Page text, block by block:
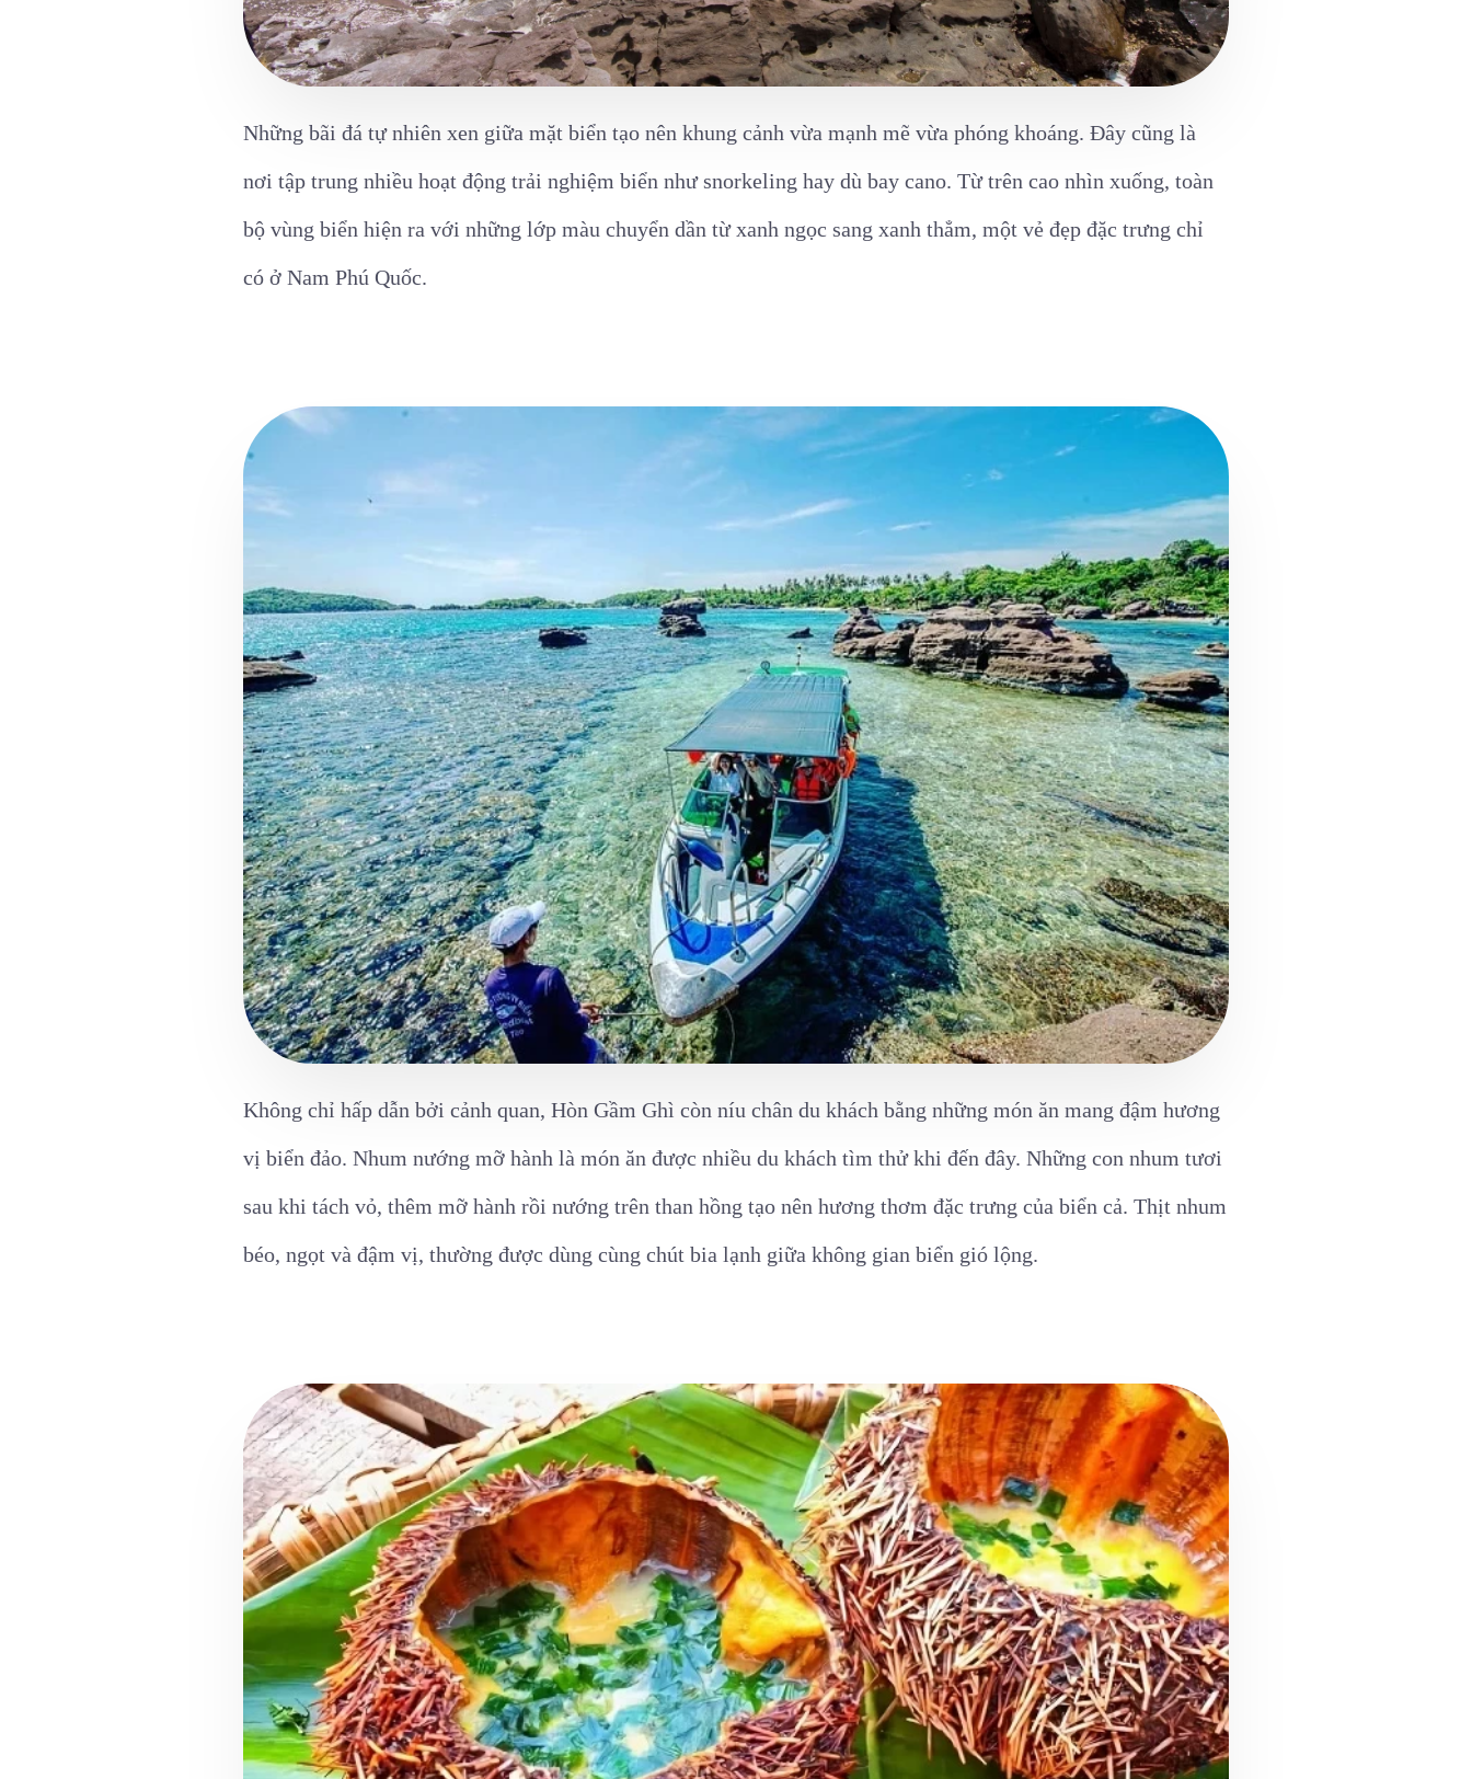
Những bãi đá tự nhiên xen giữa mặt biển tạo nên khung cảnh vừa mạnh mẽ vừa phóng khoáng. Đây cũng là
nơi tập trung nhiều hoạt động trải nghiệm biển như snorkeling hay dù bay cano. Từ trên cao nhìn xuống, toàn
bộ vùng biển hiện ra với những lớp màu chuyển dần từ xanh ngọc sang xanh thẳm, một vẻ đẹp đặc trưng chỉ
có ở Nam Phú Quốc.
Không chỉ hấp dẫn bởi cảnh quan, Hòn Gầm Ghì còn níu chân du khách bằng những món ăn mang đậm hương
vị biển đảo. Nhum nướng mỡ hành là món ăn được nhiều du khách tìm thử khi đến đây. Những con nhum tươi
sau khi tách vỏ, thêm mỡ hành rồi nướng trên than hồng tạo nên hương thơm đặc trưng của biển cả. Thịt nhum
béo, ngọt và đậm vị, thường được dùng cùng chút bia lạnh giữa không gian biển gió lộng.